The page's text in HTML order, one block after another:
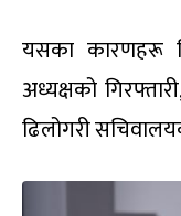
यसका कारणहरू
अध्यक्षको
ढिलोगरी